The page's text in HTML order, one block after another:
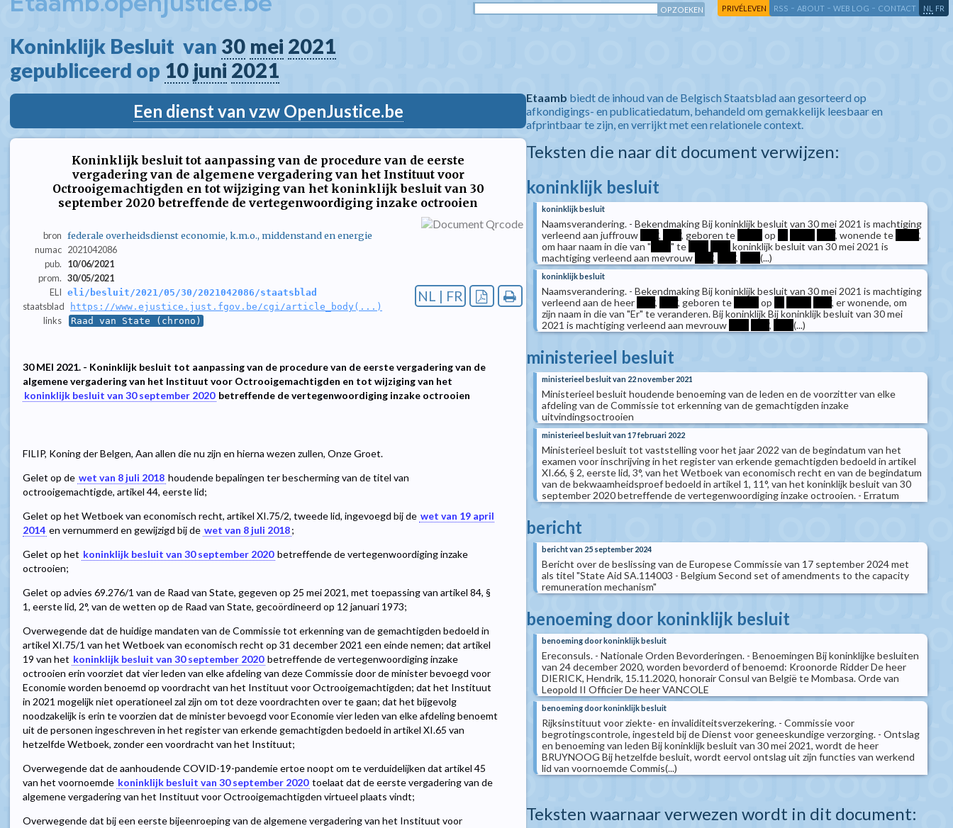
PRIVÉLEVEN RSS - ABOUT - WEB LOG - CONTACT NL FR
Koninklijk Besluit  van 30 mei 2021
gepubliceerd op 10 juni 2021
Een dienst van vzw OpenJustice.be
Koninklijk besluit tot aanpassing van de procedure van de eerste
vergadering van de algemene vergadering van het Instituut voor
Octrooigemachtigden en tot wijziging van het koninklijk besluit van 30
september 2020 betreffende de vertegenwoordiging inzake octrooien
bron federale overheidsdienst economie, k.m.o., middenstand en energie
numac 2021042086
pub.
10/06/2021
prom. 30/05/2021
ELI eli/besluit/2021/05/30/2021042086/staatsblad
staatsblad https://www.ejustice.just.fgov.be/cgi/article_body(...)
links Raad van State (chrono)
NL | FR
30 MEI 2021. - Koninklijk besluit tot aanpassing van de procedure van de eerste vergadering van de
algemene vergadering van het Instituut voor Octrooigemachtigden en tot wijziging van het
koninklijk besluit van 30 september 2020 betreffende de vertegenwoordiging inzake octrooien
FILIP, Koning der Belgen, Aan allen die nu zijn en hierna wezen zullen, Onze Groet.
Gelet op de wet van 8 juli 2018 houdende bepalingen ter bescherming van de titel van
octrooigemachtigde, artikel 44, eerste lid;
Gelet op het Wetboek van economisch recht, artikel XI.75/2, tweede lid, ingevoegd bij de wet van 19 april
2014 en vernummerd en gewijzigd bij de wet van 8 juli 2018;
Gelet op het koninklijk besluit van 30 september 2020 betreffende de vertegenwoordiging inzake
octrooien;
Gelet op advies 69.276/1 van de Raad van State, gegeven op 25 mei 2021, met toepassing van artikel 84, §
1, eerste lid, 2°, van de wetten op de Raad van State, gecoördineerd op 12 januari 1973;
Overwegende dat de huidige mandaten van de Commissie tot erkenning van de gemachtigden bedoeld in
artikel XI.75/1 van het Wetboek van economisch recht op 31 december 2021 een einde nemen; dat artikel
19 van het koninklijk besluit van 30 september 2020 betreffende de vertegenwoordiging inzake
octrooien erin voorziet dat vier leden van elke afdeling van deze Commissie door de minister bevoegd voor
Economie worden benoemd op voordracht van het Instituut voor Octrooigemachtigden; dat het Instituut
in 2021 mogelijk niet operationeel zal zijn om tot deze voordrachten over te gaan; dat het bijgevolg
noodzakelijk is erin te voorzien dat de minister bevoegd voor Economie vier leden van elke afdeling benoemt
uit de personen ingeschreven in het register van erkende gemachtigden bedoeld in artikel XI.65 van
hetzelfde Wetboek, zonder een voordracht van het Instituut;
Overwegende dat de aanhoudende COVID-19-pandemie ertoe noopt om te verduidelijken dat artikel 45
van het voornoemde koninklijk besluit van 30 september 2020 toelaat dat de eerste vergadering van de
algemene vergadering van het Instituut voor Octrooigemachtigden virtueel plaats vindt;
Overwegende dat bij een eerste bijeenroeping van de algemene vergadering van het Instituut voor
Etaamb biedt de inhoud van de Belgisch Staatsblad aan gesorteerd op
afkondigings- en publicatiedatum, behandeld om gemakkelijk leesbaar en
afprintbaar te zijn, en verrijkt met een relationele context.
Teksten die naar dit document verwijzen:
koninklijk besluit
koninklijk besluit
Naamsverandering. - Bekendmaking Bij koninklijk besluit van 30 mei 2021 is machtiging
verleend aan juffrouw
, , geboren te op , wonende te
,
om haar naam in die van "
" te
koninklijk besluit van 30 mei 2021 is
machtiging verleend aan mevrouw
, , (...)
koninklijk besluit
Naamsverandering. - Bekendmaking Bij koninklijk besluit van 30 mei 2021 is machtiging
verleend aan de heer
, , geboren te op
, er wonende, om
zijn naam in die van "Er" te veranderen. Bij koninklijk Bij koninklijk besluit van 30 mei
2021 is machtiging verleend aan mevrouw
, (...)
ministerieel besluit
ministerieel besluit van 22 november 2021
Ministerieel besluit houdende benoeming van de leden en de voorzitter van elke
afdeling van de Commissie tot erkenning van de gemachtigden inzake
uitvindingsoctrooien
ministerieel besluit van 17 februari 2022
Ministerieel besluit tot vaststelling voor het jaar 2022 van de begindatum van het
examen voor inschrijving in het register van erkende gemachtigden bedoeld in artikel
XI.66, § 2, eerste lid, 3°, van het Wetboek van economisch recht en van de begindatum
van de bekwaamheidsproef bedoeld in artikel 1, 11°, van het koninklijk besluit van 30
september 2020 betreffende de vertegenwoordiging inzake octrooien. - Erratum
bericht
bericht van 25 september 2024
Bericht over de beslissing van de Europese Commissie van 17 september 2024 met
als titel "State Aid SA.114003 - Belgium Second set of amendments to the capacity
remuneration mechanism"
benoeming door koninklijk besluit
benoeming door koninklijk besluit
Ereconsuls. - Nationale Orden Bevorderingen. - Benoemingen Bij koninklijke besluiten
van 24 december 2020, worden bevorderd of benoemd: Kroonorde Ridder De heer
DIERICK, Hendrik, 15.11.2020, honorair Consul van België te Mombasa. Orde van
Leopold II Officier De heer VANCOLE
benoeming door koninklijk besluit
Rijksinstituut voor ziekte- en invaliditeitsverzekering. - Commissie voor
begrotingscontrole, ingesteld bij de Dienst voor geneeskundige verzorging. - Ontslag
en benoeming van leden Bij koninklijk besluit van 30 mei 2021, wordt de heer
BRUYNOOG Bij hetzelfde besluit, wordt eervol ontslag uit zijn functies van werkend
lid van voornoemde Commis(...)
Teksten waarnaar verwezen wordt in dit document: